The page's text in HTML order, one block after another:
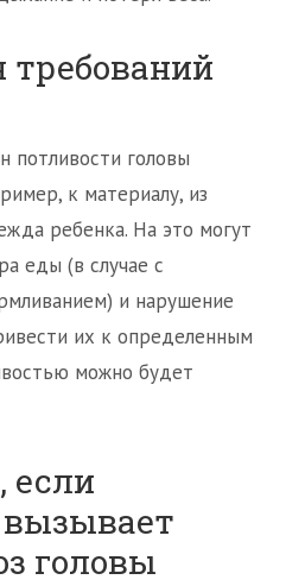
потливости головы
к материалу, из
ребенка. На это могут
еды (в случае с
и нарушение
их к определенным
можно будет
если
головы